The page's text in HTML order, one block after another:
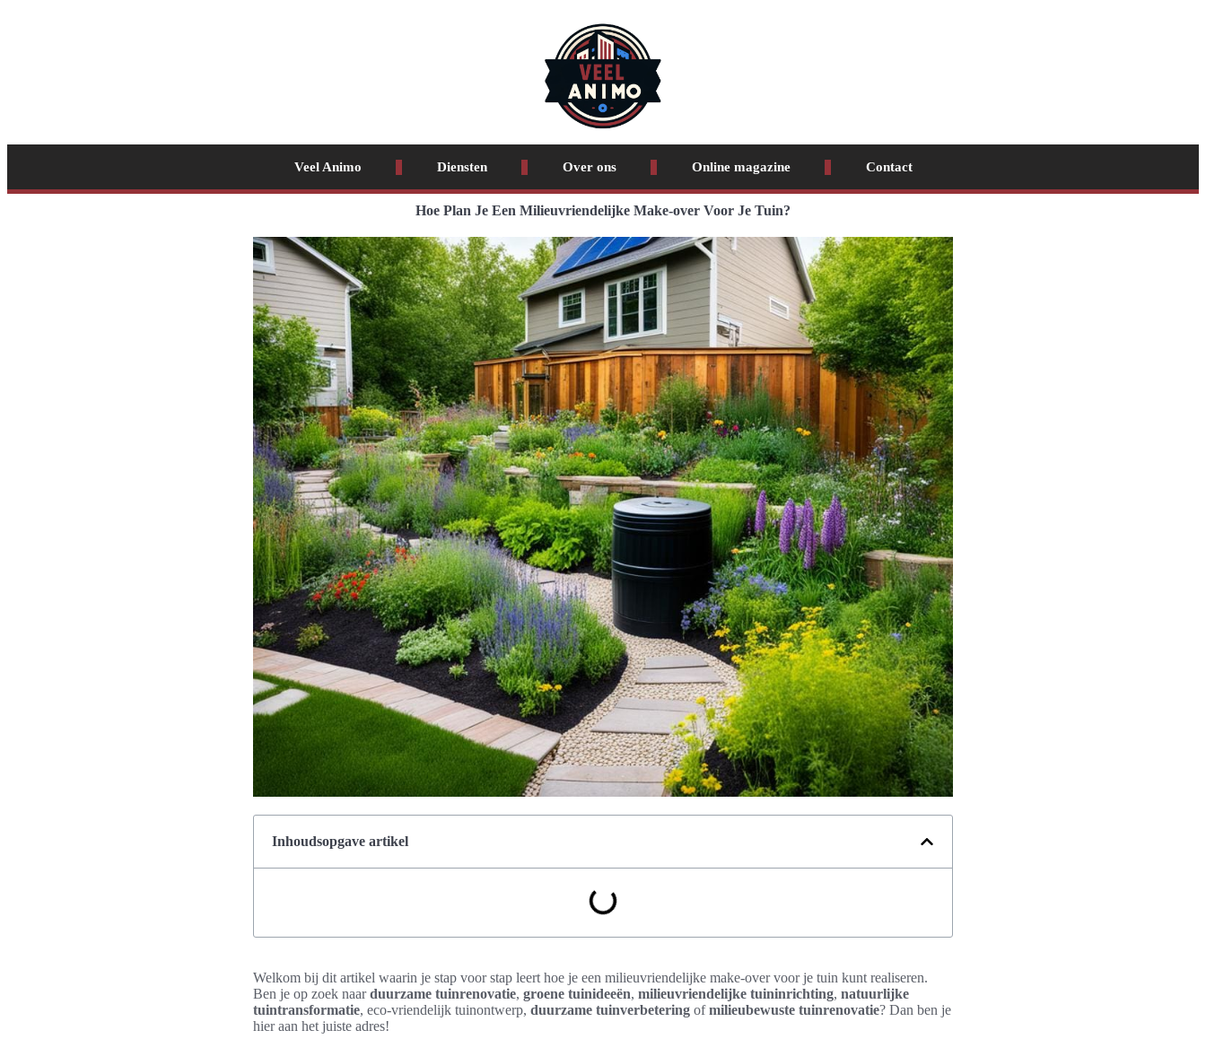
Veel Animo Diensten Over ons Online magazine Contact
Hoe Plan Je Een Milieuvriendelijke Make-over Voor Je Tuin?
Inhoudsopgave artikel
Welkom bij dit artikel waarin je stap voor stap leert hoe je een milieuvriendelijke make-over voor je tuin kunt realiseren.
Ben je op zoek naarduurzame tuinrenovatie, groene tuinideeën, milieuvriendelijke tuininrichting, natuurlijke
tuintransformatie, eco-vriendelijk tuinontwerp, duurzame tuinverbetering ofmilieubewuste tuinrenovatie? Dan ben je
hier aan het juiste adres!